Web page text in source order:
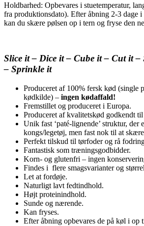
Holdbarhed: Opbevares i stuetemperatur,
fra produktionsdato). Efter åbning 2-3 dage
kan du skære pølsen op i tern og fryse den
Slice it – Dice it – Cube it – Cut it
– Sprinkle it
Produceret af 100% fersk kød (single
kødkilde) – ingen kødaffald!
Fremstillet og produceret i Europa.
Produceret af kvalitetskød godkendt
Unik fast ‘paté-lignende’ struktur, der
kongs/legetøj, men fast nok til at
Perfekt tilskud til tørfoder og rå
Fantastisk som træningsgodbidder.
Korn- og glutenfri – ingen
Findes i flere smagsvarianter og
Let at fordøje.
Naturligt lavt fedtindhold.
Højt proteinindhold.
Sunde og nærende.
Kan fryses.
Efter åbning opbevares de på køl i op